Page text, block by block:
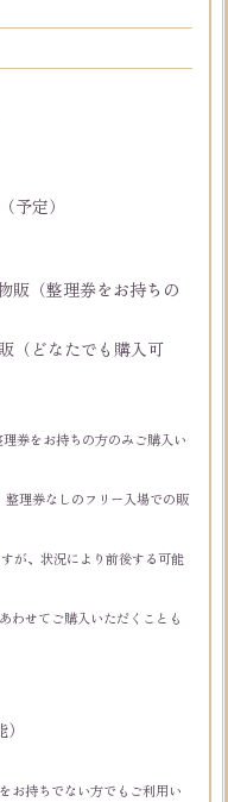
予定）
販（整理券をお持ちの
（どなたでも購入可
券をお持ちの方のみご購入い
理券なしのフリー入場での販
が、状況により前後する可能
わせてご購入いただくことも
お持ちでない方でもご利用い